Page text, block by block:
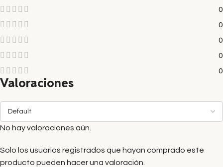
0
0
0
0
0
Valoraciones
No hay valoraciones aún.
Solo los usuarios registrados que hayan comprado este
producto pueden hacer una valoración.